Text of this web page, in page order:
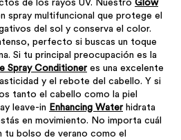
de los rayos UV. Nuestro Glow
spray multifuncional que protege el
del sol y conserva el color.
perfecto si buscas un toque
Si tu principal preocupación es la
Spray Conditioner es una excelente
y el rebote del cabello. Y si
tanto el cabello como la piel
leave-in Enhancing Water hidrata
en movimiento. No importa cuál
tu bolso de verano como el